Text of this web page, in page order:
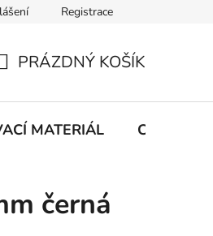
Registrace
KOŠÍK
PRÁZDNÝ KOŠÍK
MATERIÁL CHEMIE
černá